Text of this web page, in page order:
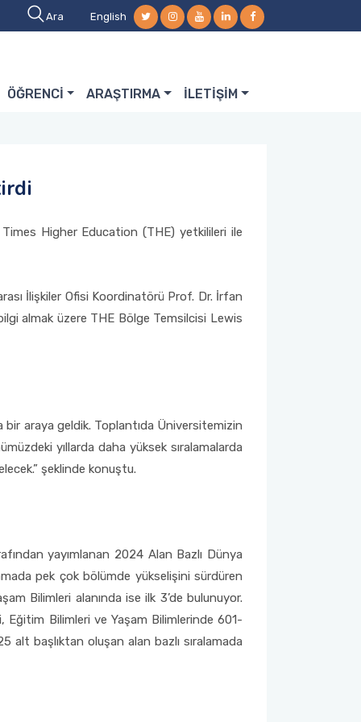
Ara English
ÖĞRENCİ ARAŞTIRMA İLETİŞİM
Higher Education (THE) yetkilileri ile
İlişkiler Ofisi Koordinatörü Prof. Dr. İrfan
almak üzere THE Bölge Temsilcisi Lewis
bir araya geldik. Toplantıda Üniversitemizin
yıllarda daha yüksek sıralamalarda
şeklinde konuştu.
yayımlanan 2024 Alan Bazlı Dünya
pek çok bölümde yükselişini sürdüren
Bilimleri alanında ise ilk 3’de bulunuyor.
Eğitim Bilimleri ve Yaşam Bilimlerinde 601-
alt başlıktan oluşan alan bazlı sıralamada